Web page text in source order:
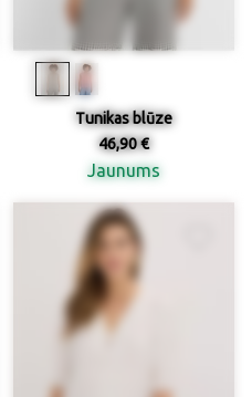
Tunikas blūze
46,90 €
Jaunums